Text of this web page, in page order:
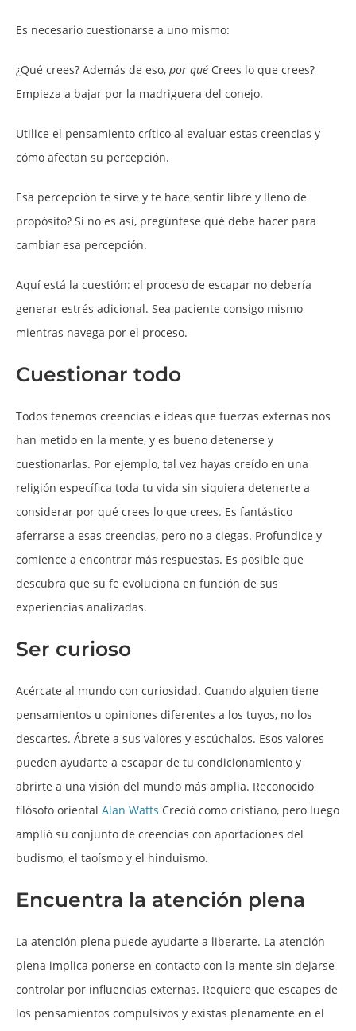
Es necesario cuestionarse a uno mismo:
¿Qué crees? Además de eso, por qué Crees lo que crees?
Empieza a bajar por la madriguera del conejo.
Utilice el pensamiento crítico al evaluar estas creencias y
cómo afectan su percepción.
Esa percepción te sirve y te hace sentir libre y lleno de
propósito? Si no es así, pregúntese qué debe hacer para
cambiar esa percepción.
Aquí está la cuestión: el proceso de escapar no debería
generar estrés adicional. Sea paciente consigo mismo
mientras navega por el proceso.
Cuestionar todo
Todos tenemos creencias e ideas que fuerzas externas nos
han metido en la mente, y es bueno detenerse y
cuestionarlas. Por ejemplo, tal vez hayas creído en una
religión específica toda tu vida sin siquiera detenerte a
considerar por qué crees lo que crees. Es fantástico
aferrarse a esas creencias, pero no a ciegas. Profundice y
comience a encontrar más respuestas. Es posible que
descubra que su fe evoluciona en función de sus
experiencias analizadas.
Ser curioso
Acércate al mundo con curiosidad. Cuando alguien tiene
pensamientos u opiniones diferentes a los tuyos, no los
descartes. Ábrete a sus valores y escúchalos. Esos valores
pueden ayudarte a escapar de tu condicionamiento y
abrirte a una visión del mundo más amplia. Reconocido
filósofo oriental Alan Watts Creció como cristiano, pero luego
amplió su conjunto de creencias con aportaciones del
budismo, el taoísmo y el hinduismo.
Encuentra la atención plena
La atención plena puede ayudarte a liberarte. La atención
plena implica ponerse en contacto con la mente sin dejarse
controlar por influencias externas. Requiere que escapes de
los pensamientos compulsivos y existas plenamente en el